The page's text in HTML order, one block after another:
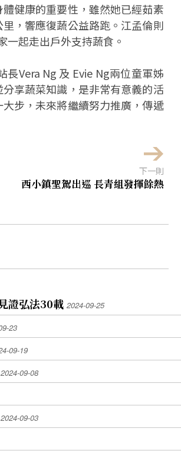
健康的重要性，雖然她已經茹素
，響應復蔬公益路跑。江孟倫則
起走出戶外支持蔬食。
Vera Ng 及 Evie Ng兩位童軍姊
享蔬菜知識，是非常有意義的活
步，未來將繼續努力推廣，傳遞
下一則
西小鎮聖駕出巡 長青組發揮餘熱
證弘法30載 2024-09-25
23
09-19
2024-09-08
2024-09-03